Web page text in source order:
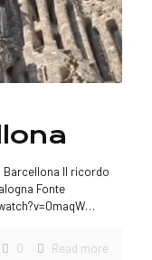
Barcellona Il ricordo
Fonte
0 Read more